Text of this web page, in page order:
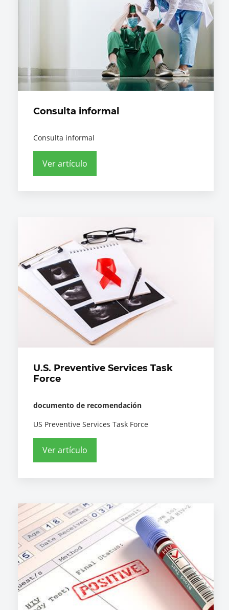
Consulta informal
Consulta informal
Ver artículo
U.S. Preventive Services Task
Force
documento de recomendación
US Preventive Services Task Force
Ver artículo